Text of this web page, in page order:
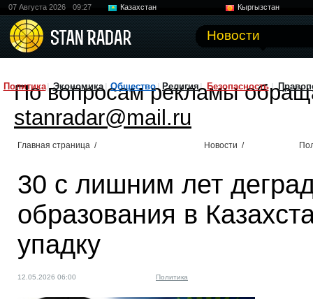
07 Августа 2026 09:27 Казахстан
Кыргызстан
Новости
Политика Экономика Общество Религия Безопасность
По вопросам рекламы
stanradar@mail.ru
Главная страница / Новости /
30 с лишним лет
образования в
упадку
12.05.2026 06:00 Политика